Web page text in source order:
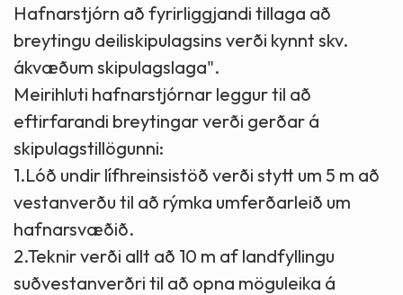
Hafnarstjórn að fyrirliggjandi tillaga að
breytingu deiliskipulagsins verði kynnt skv.
ákvæðum skipulagslaga".
Meirihluti hafnarstjórnar leggur til að
eftirfarandi breytingar verði gerðar á
skipulagstillögunni:
1.Lóð undir lífhreinsistöð verði stytt um 5 m að
vestanverðu til að rýmka umferðarleið um
hafnarsvæðið.
2.Teknir verði allt að 10 m af landfyllingu
suðvestanverðri til að opna möguleika á